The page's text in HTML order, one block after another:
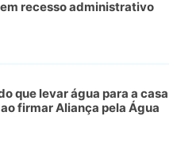
recesso administrativo
que levar água para a casa
firmar Aliança pela Água